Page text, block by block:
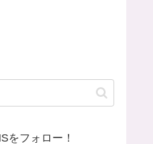
をフォロー！